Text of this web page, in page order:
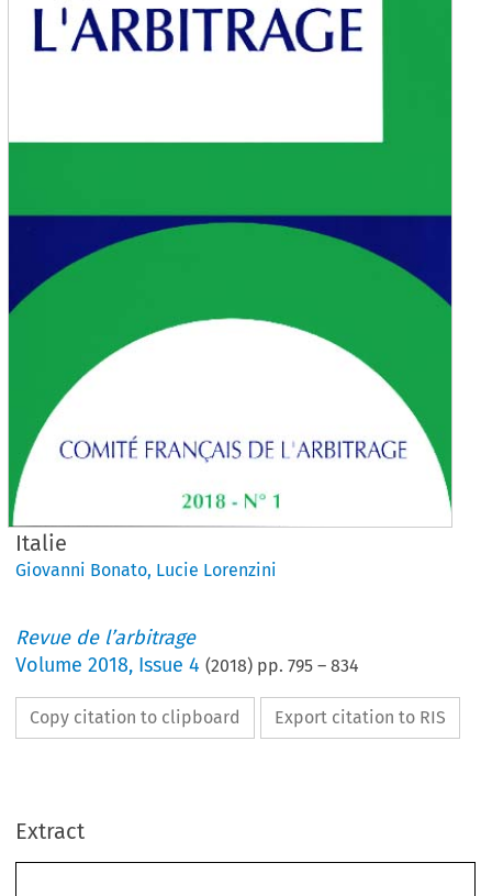
Italie
Giovanni Bonato, Lucie Lorenzini
Revue de l’arbitrage
Volume2018, Issue 4 (2018) pp.795 –834
Copy citation to clipboard Export citation to RIS
Extract